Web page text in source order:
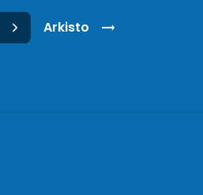
Arkisto